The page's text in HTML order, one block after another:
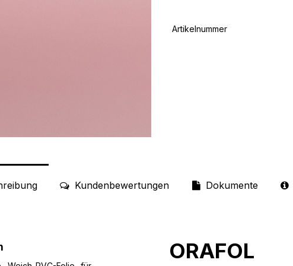
Artikelnummer
Kundenbewertungen Dokumente
ORAFOL